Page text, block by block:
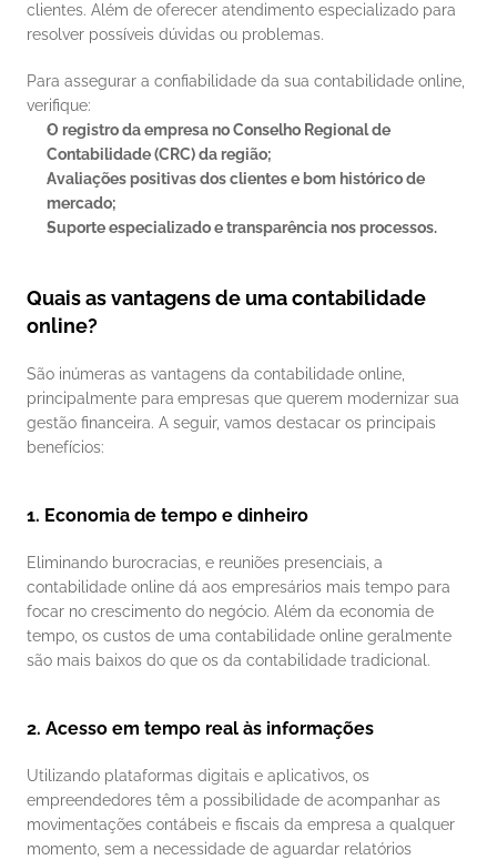
clientes. Além de oferecer atendimento especializado para
resolver possíveis dúvidas ou problemas.
Para assegurar a confiabilidade da sua contabilidade online,
verifique:
O registro da empresa no Conselho Regional de
Contabilidade (CRC) da região;
Avaliações positivas dos clientes e bom histórico de
mercado;
Suporte especializado e transparência nos processos.
Quais as vantagens de uma contabilidade
online?
São inúmeras as vantagens da contabilidade online,
principalmente para empresas que querem modernizar sua
gestão financeira. A seguir, vamos destacar os principais
benefícios:
1. Economia de tempo e dinheiro
Eliminando burocracias, e reuniões presenciais, a
contabilidade online dá aos empresários mais tempo para
focar no crescimento do negócio. Além da economia de
tempo, os custos de uma contabilidade online geralmente
são mais baixos do que os da contabilidade tradicional.
2. Acesso em tempo real às informações
Utilizando plataformas digitais e aplicativos, os
empreendedores têm a possibilidade de acompanhar as
movimentações contábeis e fiscais da empresa a qualquer
momento, sem a necessidade de aguardar relatórios